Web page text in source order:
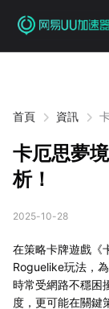
首頁 資訊
卡厄思夢
析！
2025-10-28
在策略卡牌遊戲《
Roguelike玩法，
時常受網路不穩困
度，更可能在關鍵